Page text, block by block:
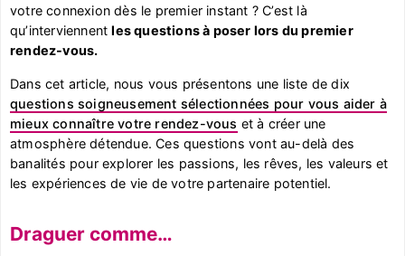
votre connexion dès le premier instant ? C’est là
qu’interviennentles questions à poser lors du premier
rendez-vous.
Dans cet article, nous vous présentons une liste de dix
questions soigneusement sélectionnées pour vous aider à
mieux connaître votre rendez-vous et à créer une
atmosphère détendue. Ces questions vont au-delà des
banalités pour explorer les passions, les rêves, les valeurs et
les expériences de vie de votre partenaire potentiel.
Draguer comme…